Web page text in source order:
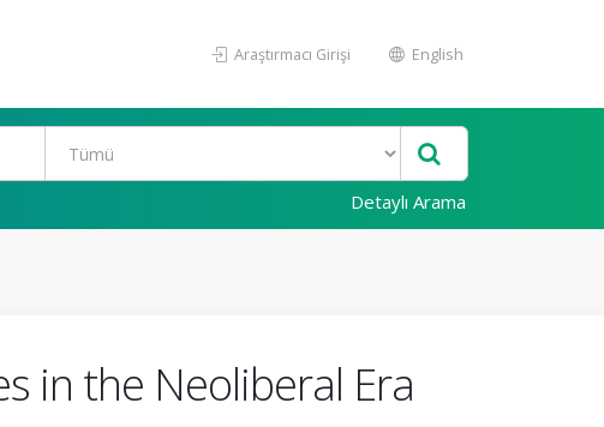
Araştırmacı Girişi English
Detaylı Arama
in the Neoliberal Era